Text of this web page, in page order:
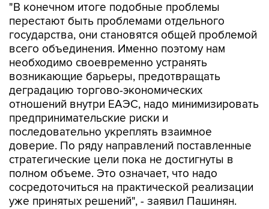
"В конечном итоге подобные проблемы
перестают быть проблемами отдельного
государства, они становятся общей проблемой
всего объединения. Именно поэтому нам
необходимо своевременно устранять
возникающие барьеры, предотвращать
деградацию торгово-экономических
отношений внутри ЕАЭС, надо минимизировать
предпринимательские риски и
последовательно укреплять взаимное
доверие. По ряду направлений поставленные
стратегические цели пока не достигнуты в
полном объеме. Это означает, что надо
сосредоточиться на практической реализации
уже принятых решений", - заявил Пашинян.